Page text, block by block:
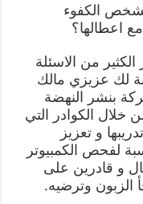
الكفوء
اعطالها؟
من الاسئلة
لك عزيزي مالك
بنشر النهضة
خلال الكوادر التي
و تعزيز
لفحص الكمبيوتر
و قادرين على
الزبون وترضيه.